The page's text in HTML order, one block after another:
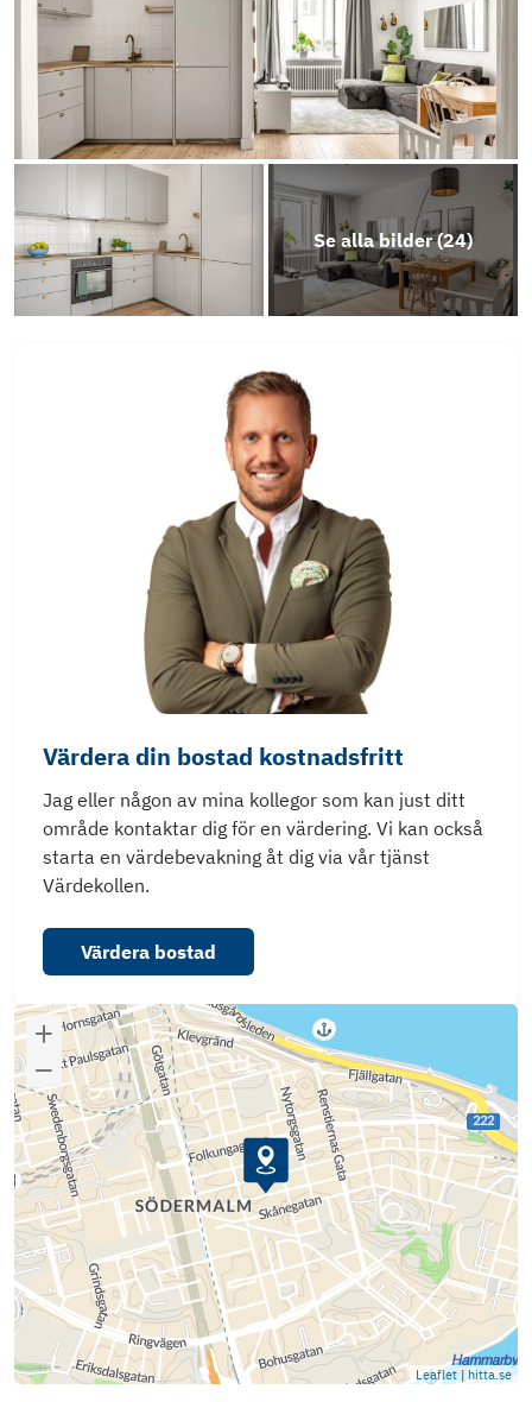
Se alla bilder (24)
Värdera din bostad kostnadsfritt
Jag eller någon av mina kollegor som kan just ditt
område kontaktar dig för en värdering. Vi kan också
starta en värdebevakning åt dig via vår tjänst
Värdekollen.
Värdera bostad
Leaflet | hitta.se